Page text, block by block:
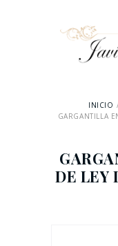
INICIO
GARGANTILLA
DE LEY